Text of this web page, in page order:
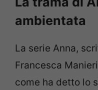
ambientata
La serie Anna,
Francesca
come ha detto lo